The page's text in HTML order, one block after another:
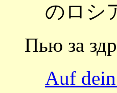
のロシ
Пью за
Auf